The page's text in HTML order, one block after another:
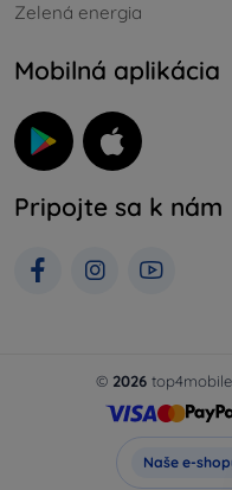
Zelená energia
Mobilná aplikácia
Pripojte sa k nám
© 2026
Naše e-